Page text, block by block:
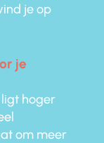
je op
je
hoger
om meer